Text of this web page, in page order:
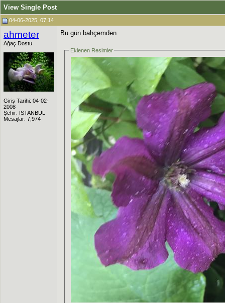
View Single Post
04-06-2025, 07:14
ahmeter
Ağaç Dostu
Giriş Tarihi: 04-02-
2008
Şehir: İSTANBUL
Mesajlar: 7,974
Bu gün bahçemden
Eklenen Resimler